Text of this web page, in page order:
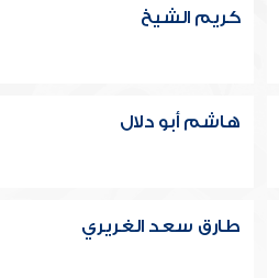
كريم الشيخ
هاشم أبو دلال
طارق سعد الغريري